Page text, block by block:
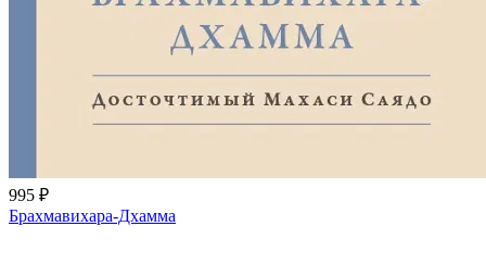
995 ₽
Брахмавихара-Дхамма